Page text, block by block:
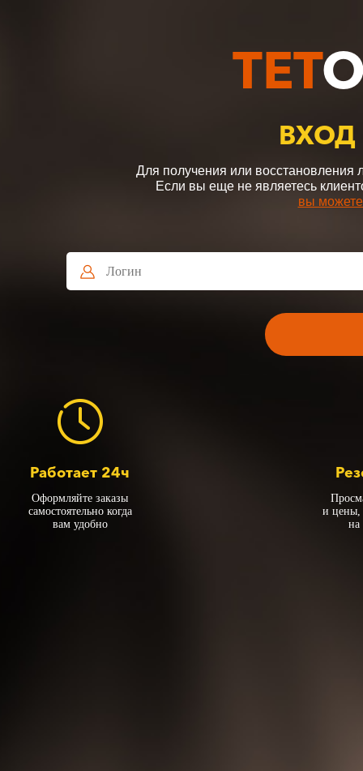
ТЕТ
ВХОД
Для получения или восстановления
Если вы еще не являетесь
вы можете
Работает 24ч
Оформляйте заказы
самостоятельно когда
вам удобно
и цены,
на